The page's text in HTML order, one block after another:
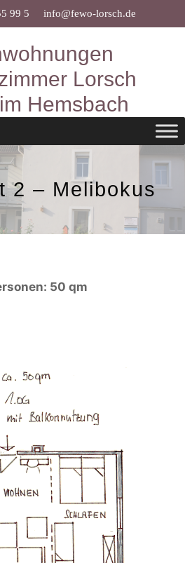
99 5 info@fewo-lorsch.de
Lorsch
Hemsbach
2 – Melibokus
50 qm